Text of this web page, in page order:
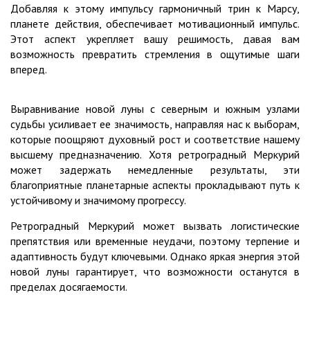
Добавляя к этому импульсу гармоничный трин к Марсу,
планете действия, обеспечивает мотивационный импульс.
Этот аспект укрепляет вашу решимость, давая вам
возможность превратить стремления в ощутимые шаги
вперед.
Выравнивание новой луны с северным и южным узлами
судьбы усиливает ее значимость, направляя нас к выборам,
которые поощряют духовный рост и соответствие нашему
высшему предназначению. Хотя ретроградный Меркурий
может задержать немедленные результаты, эти
благоприятные планетарные аспекты прокладывают путь к
устойчивому и значимому прогрессу.
Ретроградный Меркурий может вызвать логистические
препятствия или временные неудачи, поэтому терпение и
адаптивность будут ключевыми. Однако яркая энергия этой
новой луны гарантирует, что возможности останутся в
пределах досягаемости.